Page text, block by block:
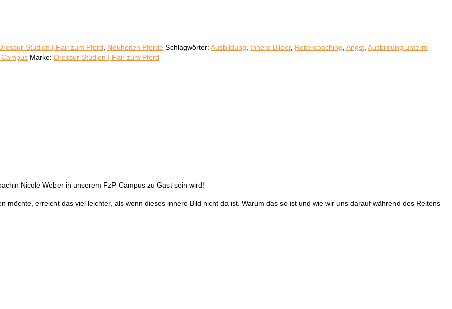
Studien | Fair zum Pferd Neuheiten Pferde Schlagwörter: Ausbildung Innere Bilder, Reitercoaching Angst Ausbildung unterm
Marke: Dressur-Studien | Fair zum Pferd
Nicole Weber in unserem FzP-Campus zu Gast sein wird!
möchte, erreicht das viel leichter, als wenn dieses innere Bild nicht da ist. Warum das so ist und wie wir uns darauf während des Reitens